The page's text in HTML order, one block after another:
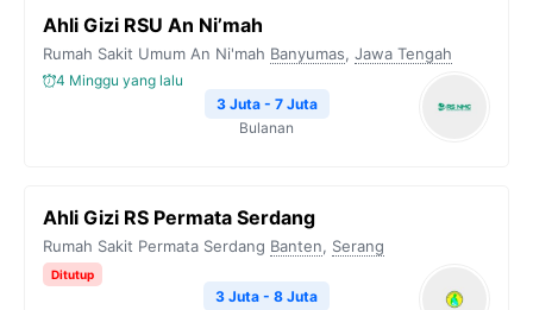
Ahli Gizi RSU An Ni’mah
Rumah Sakit Umum An Ni'mah Banyumas, Jawa Tengah
4 Minggu yang lalu
3 Juta - 7 Juta
Bulanan
Ahli Gizi RS Permata Serdang
Rumah Sakit Permata Serdang Banten, Serang
Ditutup
3 Juta - 8 Juta